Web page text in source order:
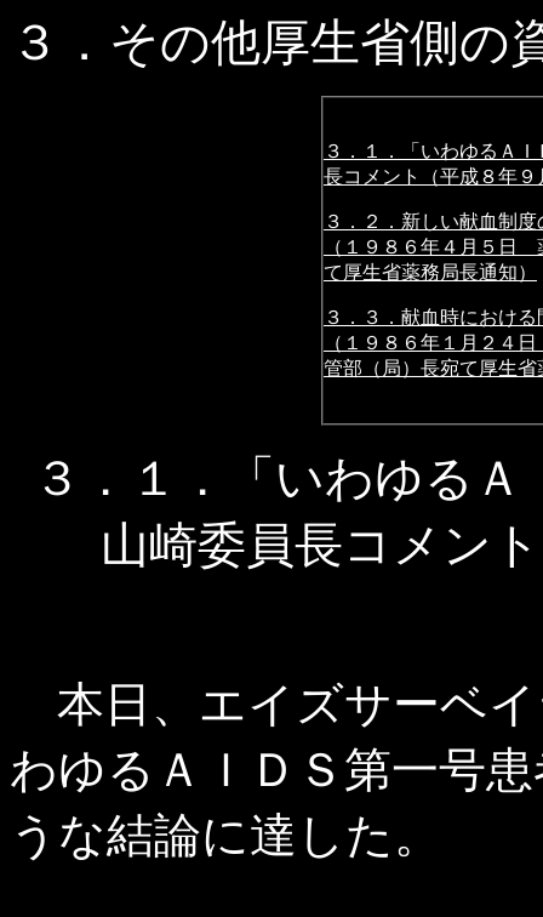
３．その他厚生省側の
３．１．「いわゆるＡ
長コメント（平成８年９
３．２． 新しい献血制
（１９８６年４月５日
て厚生省薬務局長通知）
３．３．献血時におけ
（１９８６年１月２４
管部（局）長宛て厚生
３．１．「いわゆる
山崎委員長コメント
本日、エイズサーベ
わゆるＡＩＤＳ第一号
うな結論に達した。